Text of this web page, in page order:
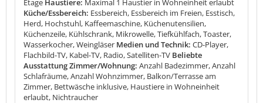
Etage Haustiere: Maximal 1 Haustier in Wohneinheit erlaubt
Küche/Essbereich: Essbereich, Essbereich im Freien, Esstisch,
Herd, Hochstuhl, Kaffeemaschine, Küchenutensilien,
Küchenzeile, Kühlschrank, Mikrowelle, Tiefkühlfach, Toaster,
Wasserkocher, Weingläser Medien und Technik: CD-Player,
Flachbild-TV, Kabel-TV, Radio, Satelliten-TV Beliebte
Ausstattung Zimmer/Wohnung: Anzahl Badezimmer, Anzahl
Schlafräume, Anzahl Wohnzimmer, Balkon/Terrasse am
Zimmer, Bettwäsche inklusive, Haustiere in Wohneinheit
erlaubt, Nichtraucher